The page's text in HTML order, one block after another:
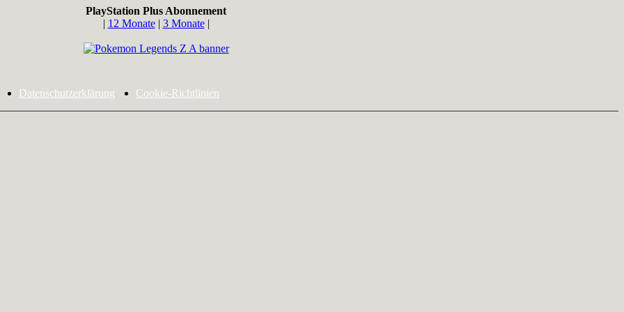
PlayStation Plus Abonnement
| 12 Monate| 3 Monate|
Datenschutzerklärung Cookie-Richtlinien